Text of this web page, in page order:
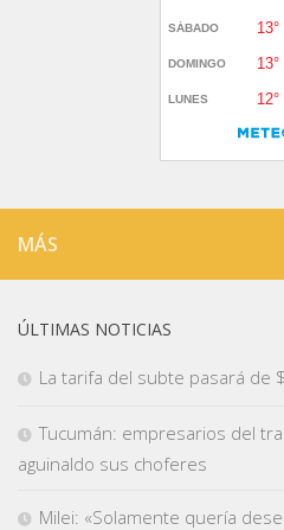
MÁS
ÚLTIMAS NOTICIAS
La tarifa del subte pasará de
Tucumán: empresarios del
aguinaldo sus choferes
Milei: «Solamente quería